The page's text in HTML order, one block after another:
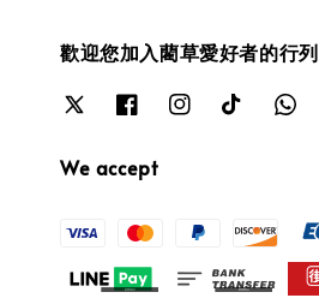
歡迎您加入藺草愛好者的行列
We accept